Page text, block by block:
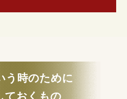
う時のために
ておくもの